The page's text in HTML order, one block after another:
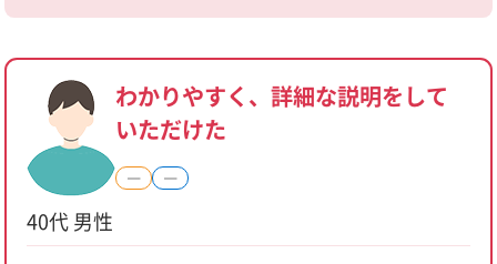
40代 男性
わかりやすく、詳細な説明をして
いただけた
― ―